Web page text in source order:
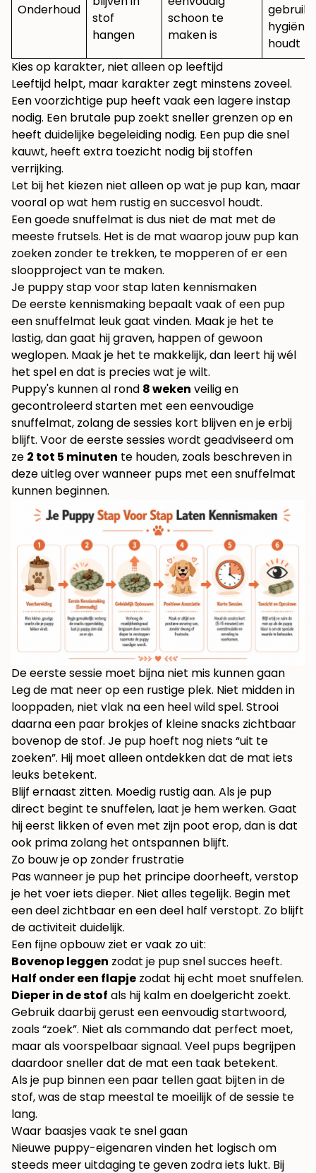
Onderhoud
stof
hangen
schoon te
maken is
gebruik
houdt
Kies op karakter, niet alleen op leeftijd
Leeftijd helpt, maar karakter zegt minstens zoveel.
Een voorzichtige pup heeft vaak een lagere instap
nodig. Een brutale pup zoekt sneller grenzen op en
heeft duidelijke begeleiding nodig. Een pup die snel
kauwt, heeft extra toezicht nodig bij stoffen
verrijking.
Let bij het kiezen niet alleen op wat je pup kan, maar
vooral op wat hem rustig en succesvol houdt.
Een goede snuffelmat is dus niet de mat met de
meeste frutsels. Het is de mat waarop jouw pup kan
zoeken zonder te trekken, te mopperen of er een
sloopproject van te maken.
Je puppy stap voor stap laten kennismaken
De eerste kennismaking bepaalt vaak of een pup
een snuffelmat leuk gaat vinden. Maak je het te
lastig, dan gaat hij graven, happen of gewoon
weglopen. Maak je het te makkelijk, dan leert hij wél
het spel en dat is precies wat je wilt.
Puppy's kunnen al rond 8 weken veilig en
gecontroleerd starten met een eenvoudige
snuffelmat, zolang de sessies kort blijven en je erbij
blijft. Voor de eerste sessies wordt geadviseerd om
ze 2 tot 5 minuten te houden, zoals beschreven in
deze uitleg overwanneer pups met een snuffelmat
kunnen beginnen.
De eerste sessie moet bijna niet mis kunnen gaan
Leg de mat neer op een rustige plek. Niet midden in
looppaden, niet vlak na een heel wild spel. Strooi
daarna een paar brokjes of kleine snacks zichtbaar
bovenop de stof. Je pup hoeft nog niets “uit te
zoeken”. Hij moet alleen ontdekken dat de mat iets
leuks betekent.
Blijf ernaast zitten. Moedig rustig aan. Als je pup
direct begint te snuffelen, laat je hem werken. Gaat
hij eerst likken of even met zijn poot erop, dan is dat
ook prima zolang het ontspannen blijft.
Zo bouw je op zonder frustratie
Pas wanneer je pup het principe doorheeft, verstop
je het voer iets dieper. Niet alles tegelijk. Begin met
een deel zichtbaar en een deel half verstopt. Zo blijft
de activiteit duidelijk.
Een fijne opbouw ziet er vaak zo uit:
Bovenop leggen zodat je pup snel succes heeft.
Half onder een flapje zodat hij echt moet snuffelen.
Dieper in de stof als hij kalm en doelgericht zoekt.
Gebruik daarbij gerust een eenvoudig startwoord,
zoals “zoek”. Niet als commando dat perfect moet,
maar als voorspelbaar signaal. Veel pups begrijpen
daardoor sneller dat de mat een taak betekent.
Als je pup binnen een paar tellen gaat bijten in de
stof, was de stap meestal te moeilijk of de sessie te
lang.
Waar baasjes vaak te snel gaan
Nieuwe puppy-eigenaren vinden het logisch om
steeds meer uitdaging te geven zodra iets lukt. Bij